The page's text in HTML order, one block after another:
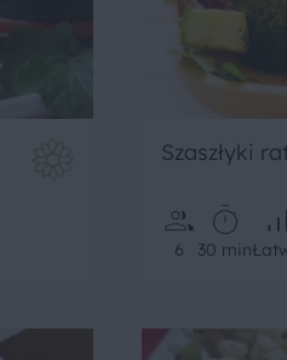
Szaszłyki
6 30 min